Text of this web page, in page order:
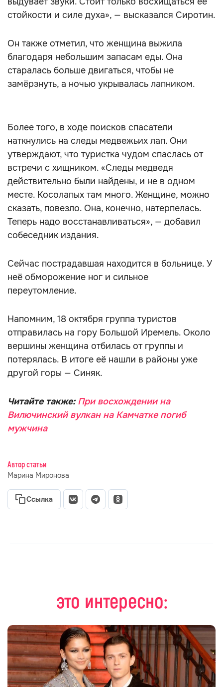
стойкости и силе духа», — высказался Сиротин.
Он также отметил, что женщина выжила
благодаря небольшим запасам еды. Она
старалась больше двигаться, чтобы не
замёрзнуть, а ночью укрывалась лапником.
Более того, в ходе поисков спасатели
наткнулись на следы медвежьих лап. Они
утверждают, что туристка чудом спаслась от
встречи с хищником. «Следы медведя
действительно были найдены, и не в одном
месте. Косолапых там много. Женщине, можно
сказать, повезло. Она, конечно, натерпелась.
Теперь надо восстанавливаться», — добавил
собеседник издания.
Сейчас пострадавшая находится в больнице. У
неё обморожение ног и сильное
переутомление.
Напомним, 18 октября группа туристов
отправилась на гору Большой Иремель. Около
вершины женщина отбилась от группы и
потерялась. В итоге её нашли в районы уже
другой горы — Синяк.
Читайте также: При восхождении на
Вилючинский вулкан на Камчатке погиб
мужчина
Автор статьи
Марина Миронова
Ссылка
это интересно: